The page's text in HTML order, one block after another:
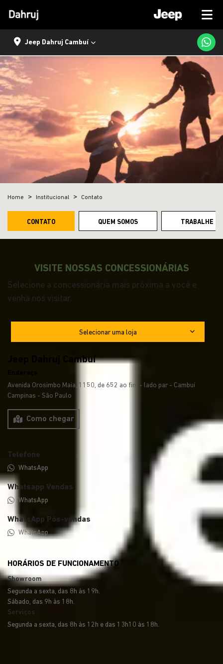
Jeep Dahruj Cambuí
Home Institucional Contato
QUEM SOMOS
CONTATO TRABALHE
VISITE NOSSAS CONCESSIONÁRIAS
Selecione a concessionária mais próxima a você e
venha nos visitar.
Selecionar uma loja
Jeep Dahruj Cambuí
Avenida Orosimbo Maia, 1150, de 652 ao fim - lado par - Cambuí
Campinas - São Paulo
Como chegar
Telefone
WhatsApp
Whatsapp Vendas
WhatsApp
WhatsApp Pós-vendas
WhatsApp
HORÁRIOS DE FUNCIONAMENTO
Showroom
Segunda a sexta, das 8h às 19h.
Sábado, das 9h às 18h.
Serviços
Segunda a sexta, das 8h às 12h e das 13h10 às 18h.